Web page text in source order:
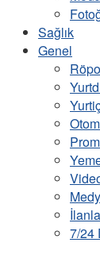
Sağlık
Genel
7/24